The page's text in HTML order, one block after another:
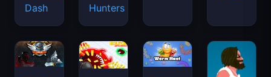
Dash
Hunters